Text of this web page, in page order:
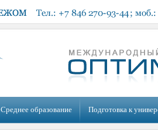
Среднее образование Подготовка к